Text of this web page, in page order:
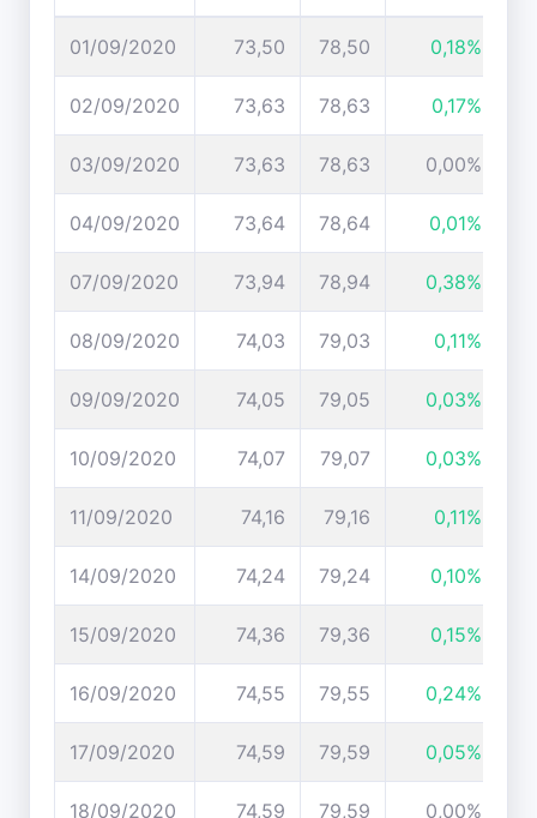
01/09/2020 73,50 78,50 0,18%
02/09/2020 73,63 78,63 0,17%
03/09/2020 73,63 78,63 0,00%
04/09/2020 73,64 78,64 0,01%
07/09/2020 73,94 78,94 0,38%
08/09/2020 74,03 79,03 0,11%
09/09/2020 74,05 79,05 0,03%
10/09/2020 74,07 79,07 0,03%
11/09/2020 74,16 79,16 0,11%
14/09/2020 74,24 79,24 0,10%
15/09/2020 74,36 79,36 0,15%
16/09/2020 74,55 79,55 0,24%
17/09/2020 74,59 79,59 0,05%
18/09/2020 74,59 79,59 0,00%